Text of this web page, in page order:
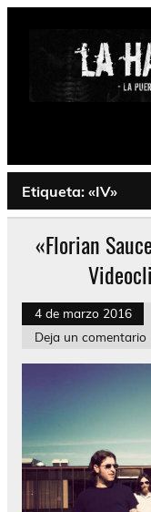
Saltar
Psychedelic,
Etiqueta: «IV»
«Florian
4 de marzo 2016
Deja un comentario